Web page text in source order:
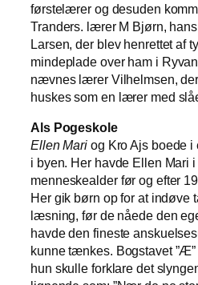
førstelærer og desuden
Tranders. lærer M Bjørn,
Larsen, der blev henrettet af
mindeplade over ham i
nævnes lærer Vilhelmsen,
huskes som en lærer med
Als Pogeskole
Ellen Mari og Kro Ajs boede
i byen. Her havde Ellen Mari
menneskealder før og efter
Her gik børn op for at indøve
læsning, før de nåede den
havde den fineste
kunne tænkes. Bogstavet
hun skulle forklare det